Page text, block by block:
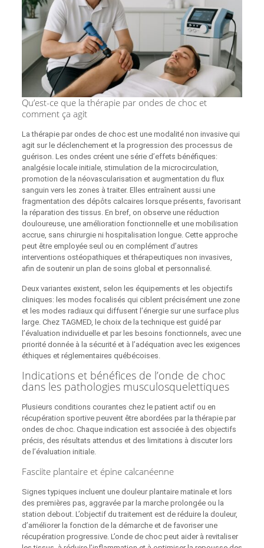
Qu’est-ce que la thérapie par ondes de choc et
comment ça agit
La thérapie par ondes de choc est une modalité non invasive qui
agit sur le déclenchement et la progression des processus de
guérison. Les ondes créent une série d’effets bénéfiques:
analgésie locale initiale, stimulation de la microcirculation,
promotion de la néovascularisation et augmentation du flux
sanguin vers les zones à traiter. Elles entraînent aussi une
fragmentation des dépôts calcaires lorsque présents, favorisant
la réparation des tissus. En bref, on observe une réduction
douloureuse, une amélioration fonctionnelle et une mobilisation
accrue, sans chirurgie ni hospitalisation longue. Cette approche
peut être employée seul ou en complément d’autres
interventions ostéopathiques et thérapeutiques non invasives,
afin de soutenir un plan de soins global et personnalisé.
Deux variantes existent, selon les équipements et les objectifs
cliniques: les modes focalisés qui ciblent précisément une zone
et les modes radiaux qui diffusent l’énergie sur une surface plus
large. Chez TAGMED, le choix de la technique est guidé par
l’évaluation individuelle et par les besoins fonctionnels, avec une
priorité donnée à la sécurité et à l’adéquation avec les exigences
éthiques et réglementaires québécoises.
Indications et bénéfices de l’onde de choc
dans les pathologies musculosquelettiques
Plusieurs conditions courantes chez le patient actif ou en
récupération sportive peuvent être abordées par la thérapie par
ondes de choc. Chaque indication est associée à des objectifs
précis, des résultats attendus et des limitations à discuter lors
de l’évaluation initiale.
Fasciite plantaire et épine calcanéenne
Signes typiques incluent une douleur plantaire matinale et lors
des premières pas, aggravée par la marche prolongée ou la
station debout. L’objectif du traitement est de réduire la douleur,
d’améliorer la fonction de la démarche et de favoriser une
récupération progressive. L’onde de choc peut aider à revitaliser